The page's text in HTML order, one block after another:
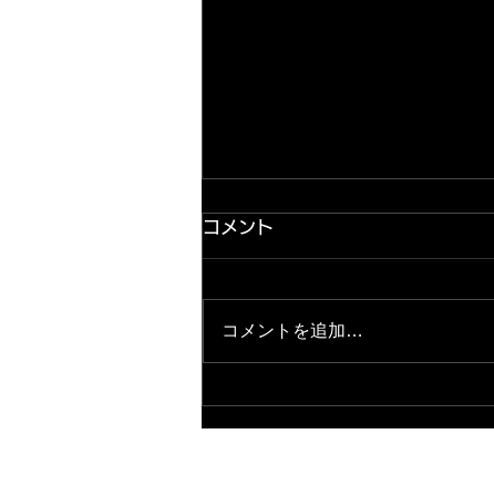
2026.8.7 出玉ランキング パ
コメント
コメントを追加…